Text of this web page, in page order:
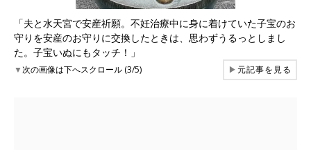
「夫と水天宮で安産祈願。不妊治療中に身に着けていた子宝のお
守りを安産のお守りに交換したときは、思わずうるっとしまし
た。子宝いぬにもタッチ！」
▼次の画像は下へスクロール (3/5) ▶元記事を見る